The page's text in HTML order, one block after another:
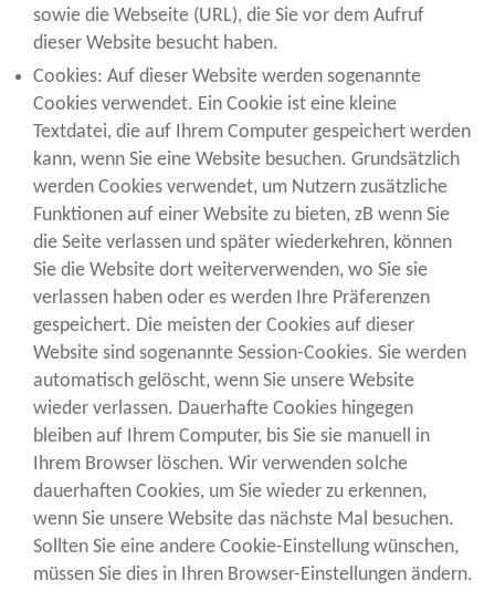
sowie die Webseite (URL), die Sie vor dem Aufruf
dieser Website besucht haben.
Cookies: Auf dieser Website werden sogenannte
Cookies verwendet. Ein Cookie ist eine kleine
Textdatei, die auf Ihrem Computer gespeichert werden
kann, wenn Sie eine Website besuchen. Grundsätzlich
werden Cookies verwendet, um Nutzern zusätzliche
Funktionen auf einer Website zu bieten, zB wenn Sie
die Seite verlassen und später wiederkehren, können
Sie die Website dort weiterverwenden, wo Sie sie
verlassen haben oder es werden Ihre Präferenzen
gespeichert. Die meisten der Cookies auf dieser
Website sind sogenannte Session-Cookies. Sie werden
automatisch gelöscht, wenn Sie unsere Website
wieder verlassen. Dauerhafte Cookies hingegen
bleiben auf Ihrem Computer, bis Sie sie manuell in
Ihrem Browser löschen. Wir verwenden solche
dauerhaften Cookies, um Sie wieder zu erkennen,
wenn Sie unsere Website das nächste Mal besuchen.
Sollten Sie eine andere Cookie-Einstellung wünschen,
müssen Sie dies in Ihren Browser-Einstellungen ändern.